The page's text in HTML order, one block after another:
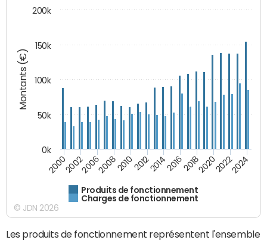
Montants (€)
Produits de fonctionnement
Charges de fonctionnement
200020022006200820102012201420162018202020222024
0k
50k
100k
150k
200k
© JDN 2026
Les produits de fonctionnement représentent l'ensemble